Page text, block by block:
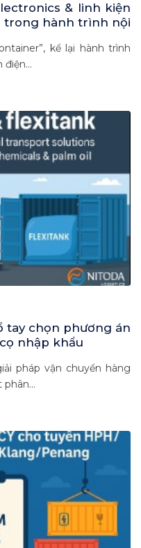
& linh kiện
trong hành trình nội
kể lại hành trình
tay chọn phương án
nhập khẩu
pháp vận chuyển hàng
phân...